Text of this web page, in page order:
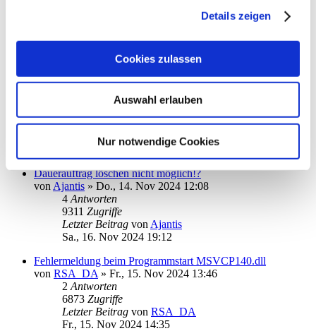
Details zeigen
Cookies zulassen
Auswahl erlauben
Nur notwendige Cookies
Di., 19. Nov 2024 09:40
Di., 19. Nov 2024 12:43
Telefon-Support kann online erstellte Tickets nicht einsehen
Ronald Kutter»Di., 19. Nov 2024 09:46
6698Zugriffe
Letzter Beitragvoninfo
Di., 19. Nov 2024 11:40
Dauerauftrag löschen nicht möglich!?
von Ajantis » Do., 14. Nov 2024 12:08
4 Antworten
9311 Zugriffe
Letzter Beitrag von Ajantis
Sa., 16. Nov 2024 19:12
Fehlermeldung beim Programmstart MSVCP140.dll
von RSA_DA » Fr., 15. Nov 2024 13:46
2 Antworten
6873 Zugriffe
Letzter Beitrag von RSA_DA
Fr., 15. Nov 2024 14:35